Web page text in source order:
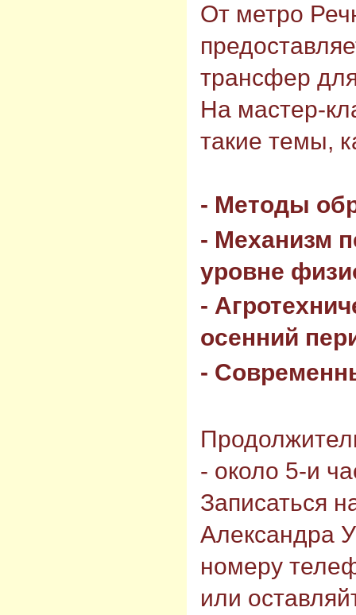
От метро
трансфер
На мастер-
такие темы,
- Методы
- Механизм
уровне
-
осенний
-
- около 5-и
Записаться
Александра
номеру
или